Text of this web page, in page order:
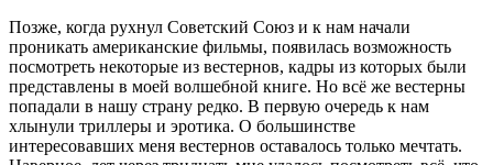
Позже, когда рухнул Советский Союз и к нам начали
проникать американские фильмы, появилась возможность
посмотреть некоторые из вестернов, кадры из которых были
представлены в моей волшебной книге. Но всё же вестерны
попадали в нашу страну редко. В первую очередь к нам
хлынули триллеры и эротика. О большинстве
интересовавших меня вестернов оставалось только мечтать.